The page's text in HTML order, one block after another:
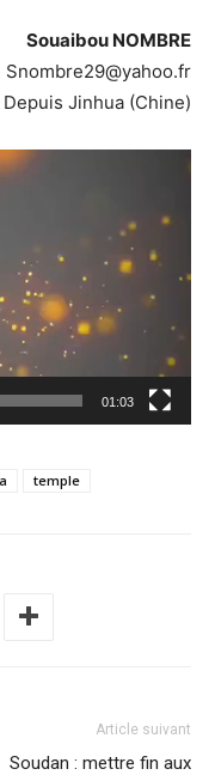
Souaibou NOMBRE
Snombre29@yahoo.fr
Depuis Jinhua (Chine)
01:03
temple
Article suivant
Soudan : mettre fin aux